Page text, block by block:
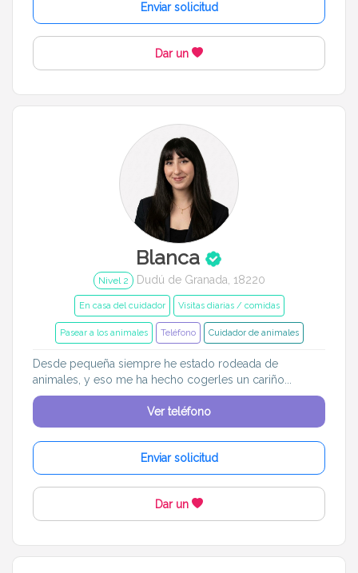
Enviar solicitud
Dar un
Blanca
Nivel 2 Dudú de Granada, 18220
En casa del cuidador Visitas diarias / comidas
Pasear a los animales Teléfono Cuidador de animales
Desde pequeña siempre he estado rodeada de
animales, y eso me ha hecho cogerles un cariño...
Ver teléfono
Enviar solicitud
Dar un